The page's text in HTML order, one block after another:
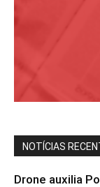
NOTÍCIAS
Drone auxilia